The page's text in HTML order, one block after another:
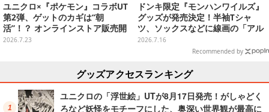
ユニクロ×『ポケモン』コラボUT
第2弾、ゲットのカギは“朝
活”！？ オンラインストア販売開
始は当日8時15分から
2026.7.23
ドンキ限定『モンハンワイルズ』
グッズが発売決定！半袖Tシャ
ツ、ソックスなどに線画の「アル
シュベルド」「リオレウス」ら11
2026.7.16
Recommended by
グッズアクセスランキング
ユニクロの「浮世絵」UTが8月17日発売！がしゃどく
ろなど妖怪をモチーフにした、奥深い世界観が最高に